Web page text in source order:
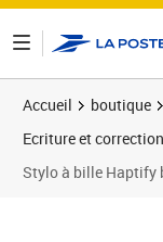
Accueil boutique
Ecriture et correction
Stylo à bille Haptify